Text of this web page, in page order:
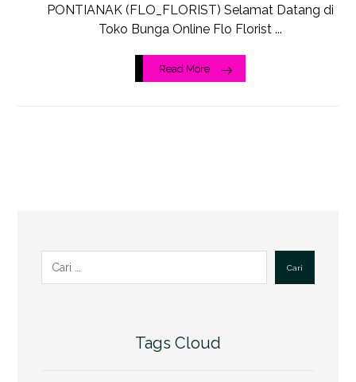
PONTIANAK (FLO_FLORIST) Selamat Datang di
Toko Bunga Online Flo Florist ...
Read More
Cari
Tags Cloud